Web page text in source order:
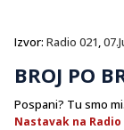
Izvor: Radio 021,
BROJ PO
Pospani? Tu smo mi.
Nastavak na Radio